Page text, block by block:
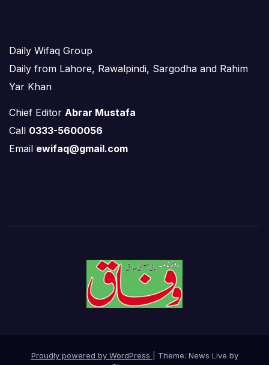
Daily Wifaq Group
Daily from Lahore, Rawalpindi, Sargodha and Rahim
Yar Khan
Chief Editor Abrar Mustafa
Call 0333-5600056
Email ewifaq@gmail.com
Proudly powered by WordPress
Theme: News Live by